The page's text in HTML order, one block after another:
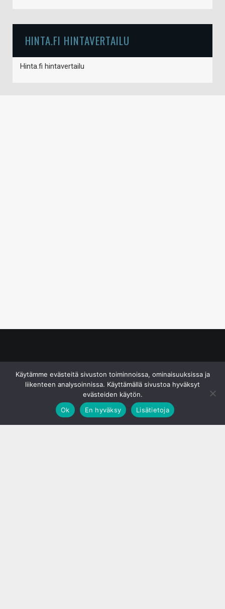
HINTA.FI HINTAVERTAILU
Hinta.fi hintavertailu
Käytämme evästeitä sivuston toiminnoissa, ominaisuuksissa ja
liikenteen analysoinnissa. Käyttämällä sivustoa hyväksyt
evästeiden käytön.
Ok
En hyväksy Lisätietoja